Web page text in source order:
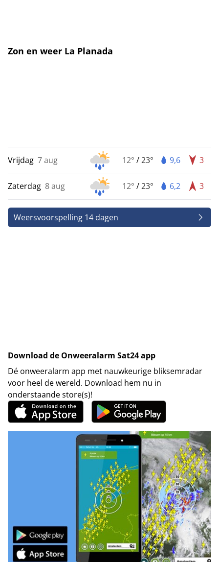
Zon en weer La Planada
Vrijdag 7 aug 12° /23° 9,6 3
Zaterdag 8 aug 12° /23° 6,2 3
Weersvoorspelling 14 dagen
Download de Onweeralarm Sat24 app
Dé onweeralarm app met nauwkeurige bliksemradar
voor heel de wereld. Download hem nu in
onderstaande store(s)!